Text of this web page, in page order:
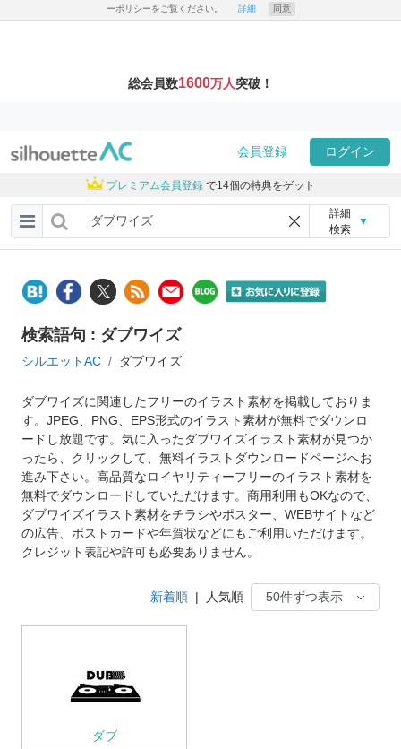
ーポリシーをご覧ください。 詳細 同意
総会員数1600万人突破！
会員登録 ログイン
プレミアム会員登録 で14個の特典をゲット
詳細
検索
▼
検索語句 : ダブワイズ
シルエットAC ダブワイズ
ダブワイズに関連したフリーのイラスト素材を掲載しておりま
す。JPEG、PNG、EPS形式のイラスト素材が無料でダウンロ
ードし放題です。気に入ったダブワイズイラスト素材が見つか
ったら、クリックして、無料イラストダウンロードページへお
進み下さい。高品質なロイヤリティーフリーのイラスト素材を
無料でダウンロードしていただけます。商用利用もOKなので、
ダブワイズイラスト素材をチラシやポスター、WEBサイトなど
の広告、ポストカードや年賀状などにもご利用いただけます。
クレジット表記や許可も必要ありません。
新着順 | 人気順
ダブ